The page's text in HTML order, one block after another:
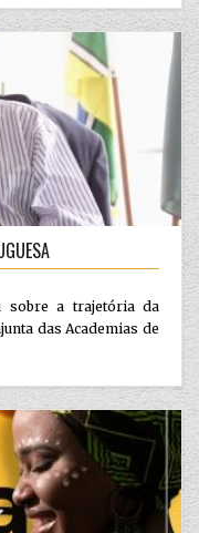
sobre a trajetória da
das Academias de